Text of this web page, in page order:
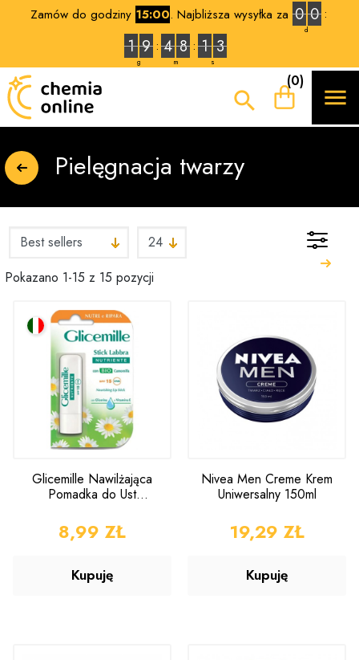
Zamów do godziny 15:00. Najbliższa wysyłka za 0 0
d
1 9
g
4 8
m
1 3
s

(0)

Pielęgnacja twarzy
Pokazano 1-15 z 15 pozycji
Glicemille Nawilżająca
Pomadka do Ust
CENA
8,99 ZŁ
Kupuję
Nivea Men Creme Krem
Uniwersalny 150ml
CENA
19,29 ZŁ
Kupuję